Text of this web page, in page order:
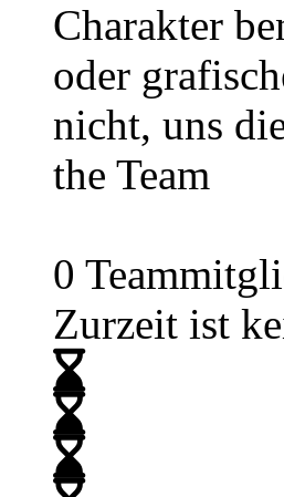
Charakter
oder
nicht, uns
the Team
0
Zurzeit ist